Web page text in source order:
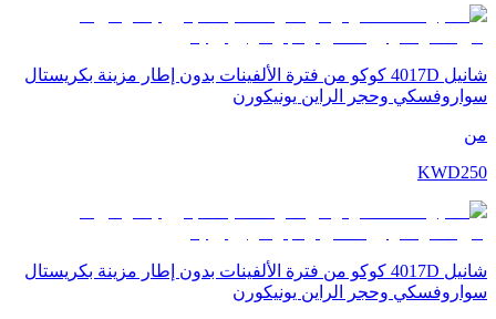
شانيل 4017D كوكو من فترة الألفينات بدون إطار مزينة بكريستال
سواروفسكي وحجر الراين يونيكورن
من
KWD250
شانيل 4017D كوكو من فترة الألفينات بدون إطار مزينة بكريستال
سواروفسكي وحجر الراين يونيكورن